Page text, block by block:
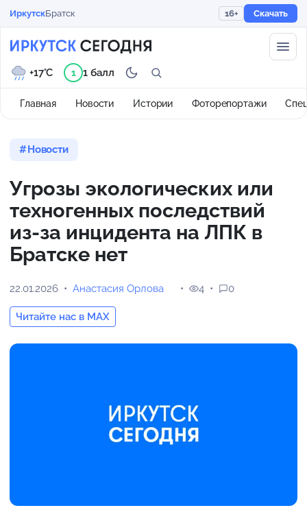
ИркутскБратск 16+ Скачать
Главная Новости Истории Фоторепортажи
+17°C 1 1 балл
Новости
Угрозы экологических или
техногенных последствий
из-за инцидента на ЛПК в
Братске нет
22.01.2026 Анастасия Орлова
Читайте нас в MAX
4 0